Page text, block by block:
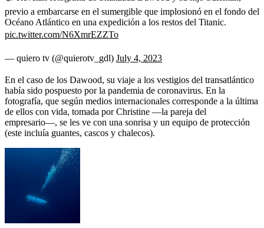
previo a embarcarse en el sumergible que implosionó en el fondo del
Océano Atlántico en una expedición a los restos del Titanic.
pic.twitter.com/N6XmrEZZTo
— quiero tv (@quierotv_gdl) July 4, 2023
En el caso de los Dawood, su viaje a los vestigios del transatlántico
había sido pospuesto por la pandemia de coronavirus. En la
fotografía, que según medios internacionales corresponde a la última
de ellos con vida, tomada por Christine ―la pareja del
empresario―, se les ve con una sonrisa y un equipo de protección
(este incluía guantes, cascos y chalecos).